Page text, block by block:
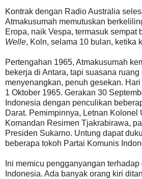
Kontrak dengan Radio Australia
Atmakusumah memutuskan
Eropa, naik Vespa, termasuk sempat
Welle, Koln, selama 10 bulan, ketika
Pertengahan 1965, Atmakusumah
bekerja di Antara, tapi suasana
menyenangkan, penuh gesekan.
1 Oktober 1965. Gerakan 30
Indonesia dengan penculikan
Darat. Pemimpinnya, Letnan Kolonel
Komandan Resimen Tjakrabirawa,
Presiden Sukarno. Untung dapat
beberapa tokoh Partai Komunis
Ini memicu pengganyangan
Indonesia. Ada banyak orang kiri